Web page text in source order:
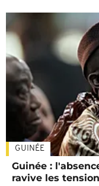
GUINÉE
Guinée :
ravive les